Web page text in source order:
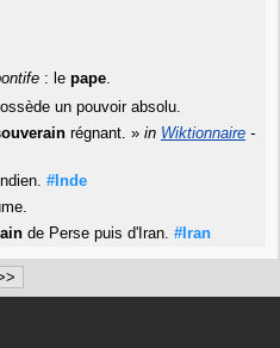
: le pape.
un pouvoir absolu.
régnant. » in Wiktionnaire -
#Inde
de Perse puis d'Iran. #Iran